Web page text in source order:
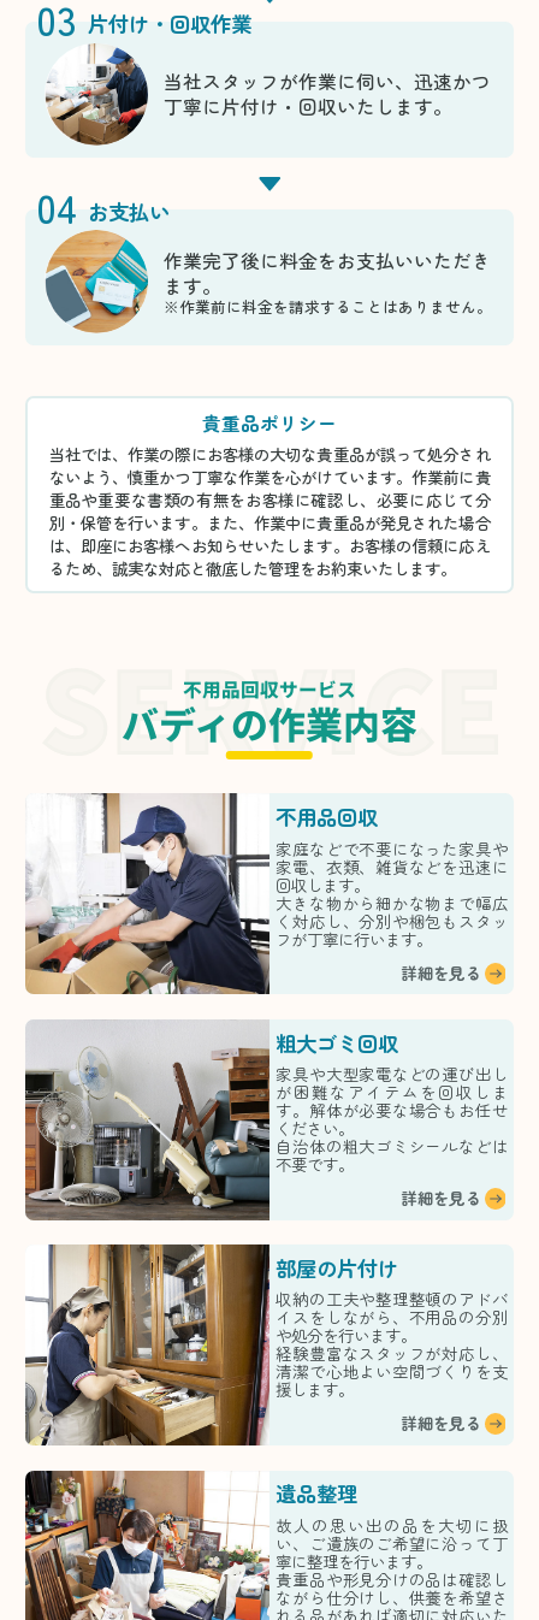
03 片付け・回収作業
当社スタッフが作業に伺い、迅速かつ
丁寧に片付け・回収いたします。
04 お支払い
作業完了後に料金をお支払いいただき
ます。
※作業前に料金を請求することはありません。
貴重品ポリシー
当社では、作業の際にお客様の大切な貴重品が誤って処分され
ないよう、慎重かつ丁寧な作業を心がけています。作業前に貴
重品や重要な書類の有無をお客様に確認し、必要に応じて分
別・保管を行います。また、作業中に貴重品が発見された場合
は、即座にお客様へお知らせいたします。お客様の信頼に応え
るため、誠実な対応と徹底した管理をお約束いたします。
不用品回収サービス
バディの作業内容
不用品回収
家庭などで不要になった家具や
家電、衣類、雑貨などを迅速に
回収します。
大きな物から細かな物まで幅広
く対応し、分別や梱包もスタッ
フが丁寧に行います。
詳細を見る
粗大ゴミ回収
家具や大型家電などの運び出し
が困難なアイテムを回収しま
す。解体が必要な場合もお任せ
ください。
自治体の粗大ゴミシールなどは
不要です。
詳細を見る
部屋の片付け
収納の工夫や整理整頓のアドバ
イスをしながら、不用品の分別
や処分を行います。
経験豊富なスタッフが対応し、
清潔で心地よい空間づくりを支
援します。
詳細を見る
遺品整理
故人の思い出の品を大切に扱
い、ご遺族のご希望に沿って丁
寧に整理を行います。
貴重品や形見分けの品は確認し
ながら仕分けし、供養を希望さ
れる品があれば適切に対応いた